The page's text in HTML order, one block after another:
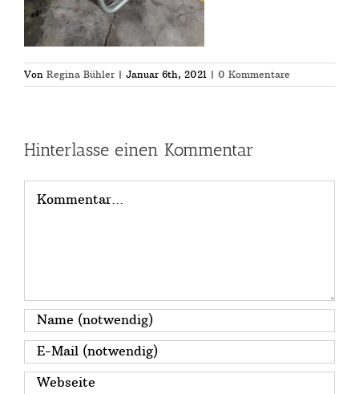
Von Regina Bühler | Januar 6th, 2021 | 0 Kommentare
Hinterlasse einen Kommentar
Kommentar